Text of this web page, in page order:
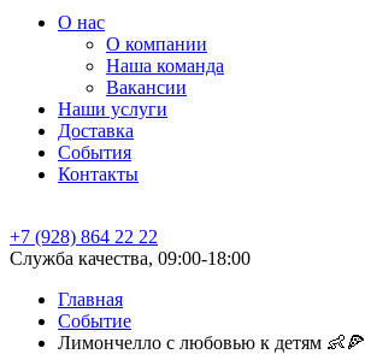
О нас
О компании
Наша команда
Вакансии
Наши услуги
Доставка
События
Контакты
+7 (928) 864 22 22
Служба качества, 09:00-18:00
Главная
Событие
Лимончелло с любовью к детям 👶🍕